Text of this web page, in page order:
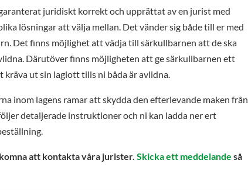
juridiskt korrekt och upprättat av en jurist med
lösningar att välja mellan. Det vänder sig både till er med
Det finns möjlighet att vädja till särkullbarnen att de ska
Därutöver finns möjligheten att ge särkullbarnen ett
ut sin laglott tills ni båda är avlidna.
inom lagens ramar att skydda den efterlevande maken från
detaljerade instruktioner och ni kan ladda ner ert
att kontakta våra jurister.Skicka ett meddelande så